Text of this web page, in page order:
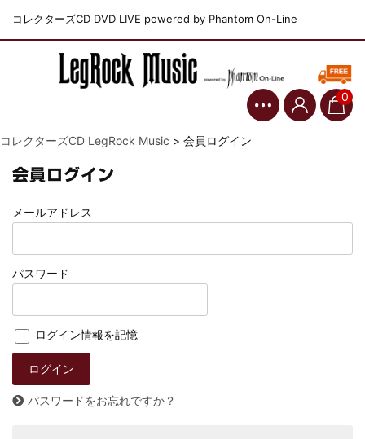
コレクターズCD DVD LIVE powered by Phantom On-Line
0
コレクターズCD LegRock Music > 会員ログイン
会員ログイン
メールアドレス
パスワード
ログイン情報を記憶
パスワードをお忘れですか？